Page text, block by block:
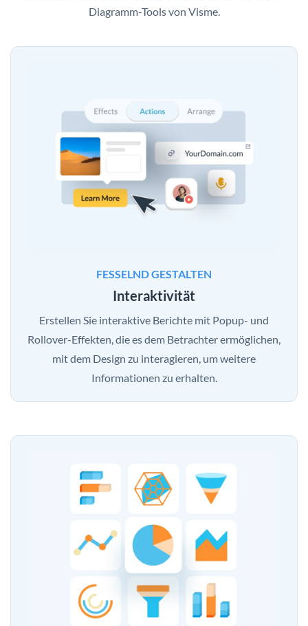
Diagramm-Tools von Visme.
FESSELND GESTALTEN
Interaktivität
Erstellen Sie interaktive Berichte mit Popup- und
Rollover-Effekten, die es dem Betrachter ermöglichen,
mit dem Design zu interagieren, um weitere
Informationen zu erhalten.